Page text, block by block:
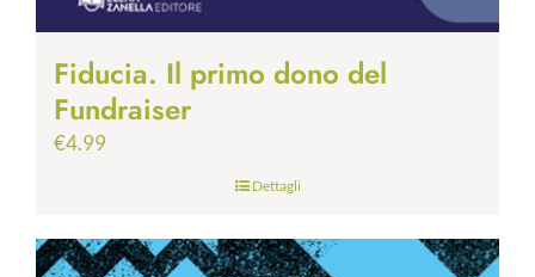
Fiducia. Il primo dono del
Fundraiser
€4.99
Dettagli